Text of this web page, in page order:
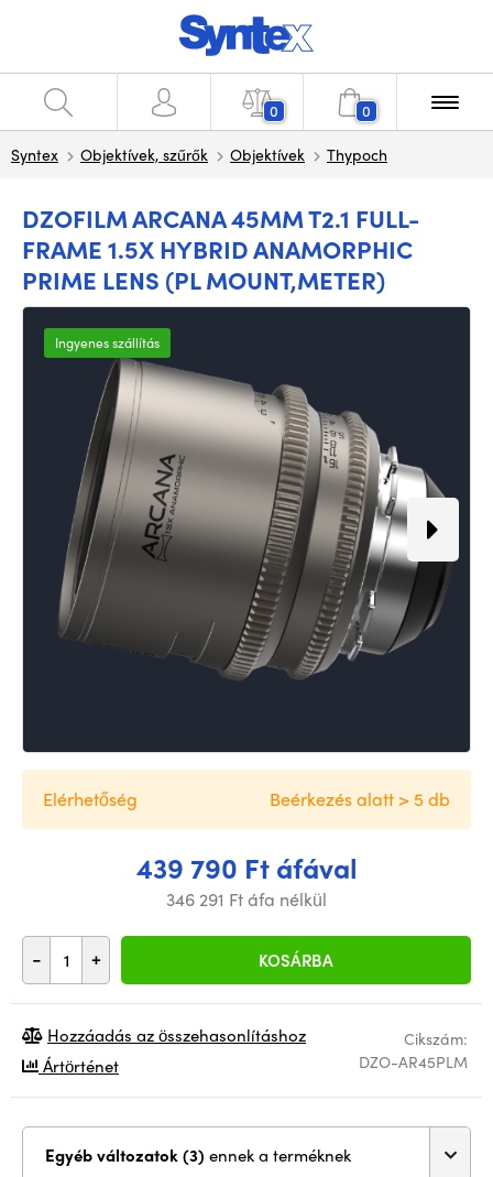
0 0
Syntex Objektívek, szűrők Objektívek Thypoch
DZOFILM ARCANA 45MM T2.1 FULL-
FRAME 1.5X HYBRID ANAMORPHIC
PRIME LENS (PL MOUNT,METER)
Ingyenes szállítás
439 790 Ft áfával
346 291 Ft áfa nélkül
- + KOSÁRBA
Elérhetőség Beérkezés alatt > 5 db
Cikszám:
DZO-AR45PLM
Hozzáadás az összehasonlításhoz
Ártörténet
Egyéb változatok (3) ennek a terméknek